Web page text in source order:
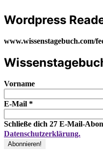
Wordpress
www.wissenstagebuch.com/
Vorname
E-Mail *
Schließe dich 27 E-Mail-
Datenschutzerklärung.